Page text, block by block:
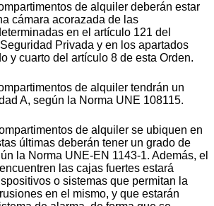
de alquiler deberán estar
cámara acorazada de las
en el artículo 121 del
Privada y en los apartados
y cuarto del artículo 8 de esta Orden.
de alquiler tendrán un
A, según la Norma UNE 108115.
de alquiler se ubiquen en
últimas deberán tener un grado de
la Norma UNE-EN 1143-1. Además, el
las cajas fuertes estará
o sistemas que permitan la
en el mismo, y que estarán